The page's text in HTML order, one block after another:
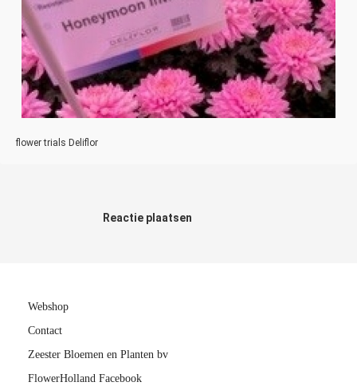
flower trials Deliflor
Reactie plaatsen
Webshop
Contact
Zeester Bloemen en Planten bv
FlowerHolland Facebook